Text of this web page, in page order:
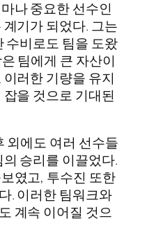
나 중요한 선수인
기가 되었다. 그는
수비로도 팀을 도왔
팀에게 큰 자산이
러한 기량을 유지
을 것으로 기대된
외에도 여러 선수들
승리를 이끌었다.
였고, 투수진 또한
. 이러한 팀워크와
계속 이어질 것으